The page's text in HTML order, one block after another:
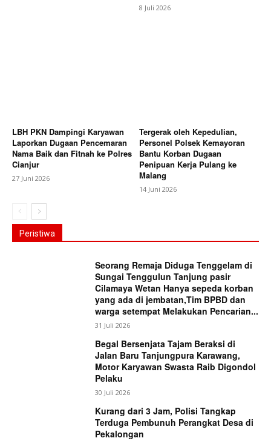
8 Juli 2026
LBH PKN Dampingi Karyawan
Laporkan Dugaan Pencemaran
Nama Baik dan Fitnah ke Polres
Cianjur
27 Juni 2026
Tergerak oleh Kepedulian,
Personel Polsek Kemayoran
Bantu Korban Dugaan
Penipuan Kerja Pulang ke
Malang
14 Juni 2026
Peristiwa
Seorang Remaja Diduga Tenggelam di
Sungai Tenggulun Tanjung pasir
Cilamaya Wetan Hanya sepeda korban
yang ada di jembatan,Tim BPBD dan
warga setempat Melakukan Pencarian...
31 Juli 2026
Begal Bersenjata Tajam Beraksi di
Jalan Baru Tanjungpura Karawang,
Motor Karyawan Swasta Raib Digondol
Pelaku
30 Juli 2026
Kurang dari 3 Jam, Polisi Tangkap
Terduga Pembunuh Perangkat Desa di
Pekalongan